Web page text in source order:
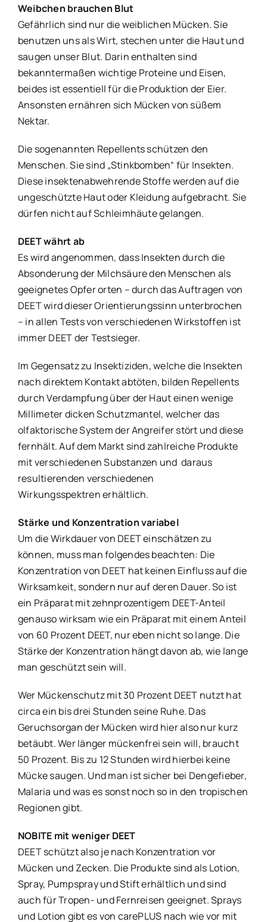
Weibchen brauchen Blut
Gefährlich sind nur die weiblichen Mücken. Sie
benutzen uns als Wirt, stechen unter die Haut und
saugen unser Blut. Darin enthalten sind
bekanntermaßen wichtige Proteine und Eisen,
beides ist essentiell für die Produktion der Eier.
Ansonsten ernähren sich Mücken von süßem
Nektar.
Die sogenannten Repellents schützen den
Menschen. Sie sind „Stinkbomben“ für Insekten.
Diese insektenabwehrende Stoffe werden auf die
ungeschützte Haut oder Kleidung aufgebracht. Sie
dürfen nicht auf Schleimhäute gelangen.
DEET währt ab
Es wird angenommen, dass Insekten durch die
Absonderung der Milchsäure den Menschen als
geeignetes Opfer orten – durch das Auftragen von
DEET wird dieser Orientierungssinn unterbrochen
– in allen Tests von verschiedenen Wirkstoffen ist
immer DEET der Testsieger.
Im Gegensatz zu Insektiziden, welche die Insekten
nach direktem Kontakt abtöten, bilden Repellents
durch Verdampfung über der Haut einen wenige
Millimeter dicken Schutzmantel, welcher das
olfaktorische System der Angreifer stört und diese
fernhält. Auf dem Markt sind zahlreiche Produkte
mit verschiedenen Substanzen und daraus
resultierenden verschiedenen
Wirkungsspektren erhältlich.
Stärke und Konzentration variabel
Um die Wirkdauer von DEET einschätzen zu
können, muss man folgendes beachten: Die
Konzentration von DEET hat keinen Einfluss auf die
Wirksamkeit, sondern nur auf deren Dauer. So ist
ein Präparat mit zehnprozentigem DEET-Anteil
genauso wirksam wie ein Präparat mit einem Anteil
von 60 Prozent DEET, nur eben nicht so lange. Die
Stärke der Konzentration hängt davon ab, wie lange
man geschützt sein will.
Wer Mückenschutz mit 30 Prozent DEET nutzt hat
circa ein bis drei Stunden seine Ruhe. Das
Geruchsorgan der Mücken wird hier also nur kurz
betäubt. Wer länger mückenfrei sein will, braucht
50 Prozent. Bis zu 12 Stunden wird hierbei keine
Mücke saugen. Und man ist sicher bei Dengefieber,
Malaria und was es sonst noch so in den tropischen
Regionen gibt.
NOBITE mit weniger DEET
DEET schützt also je nach Konzentration vor
Mücken und Zecken. Die Produkte sind als Lotion,
Spray, Pumpspray und Stift erhältlich und sind
auch für Tropen- und Fernreisen geeignet. Sprays
und Lotion gibt es von carePLUS nach wie vor mit